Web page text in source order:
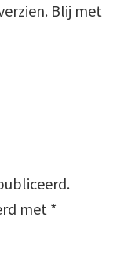
Blij met
met *